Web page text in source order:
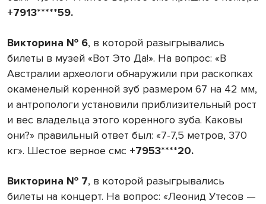
+7913*****59.
Викторина № 6, в которой разыгрывались
билеты в музей «Вот Это Да!». На вопрос: «В
Австралии археологи обнаружили при раскопках
окаменелый коренной зуб размером 67 на 42 мм,
и антропологи установили приблизительный рост
и вес владельца этого коренного зуба. Каковы
они?» правильный ответ был: «7-7,5 метров, 370
кг». Шестое верное смс +7953****20.
Викторина № 7, в которой разыгрывались
билеты на концерт. На вопрос: «Леонид Утесов —